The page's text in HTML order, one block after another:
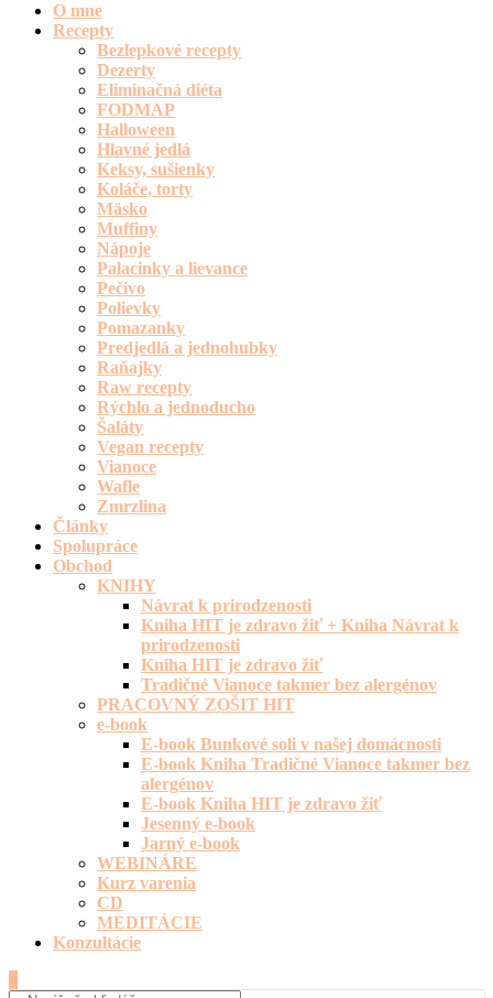
O mne
Recepty
Bezlepkové recepty
Dezerty
Eliminačná diéta
FODMAP
Halloween
Hlavné jedlá
Keksy, sušienky
Koláče, torty
Mäsko
Muffiny
Nápoje
Palacinky a lievance
Pečivo
Polievky
Pomazanky
Predjedlá a jednohubky
Raňajky
Raw recepty
Rýchlo a jednoducho
Šaláty
Vegan recepty
Vianoce
Wafle
Zmrzlina
Články
Spolupráce
Obchod
KNIHY
Návrat k prirodzenosti
Kniha HIT je zdravo žiť + Kniha Návrat k
prirodzenosti
Kniha HIT je zdravo žiť
Tradičné Vianoce takmer bez alergénov
PRACOVNÝ ZOŠIT HIT
e-book
E-book Bunkové soli v našej domácnosti
E-book Kniha Tradičné Vianoce takmer bez
alergénov
E-book Kniha HIT je zdravo žiť
Jesenný e-book
Jarný e-book
WEBINÁRE
Kurz varenia
CD
MEDITÁCIE
Konzultácie